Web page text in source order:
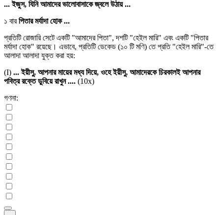
... ইজুস, যিনি আমাদের ভালোবাসাকে জ্বলে উঠায় ...
১ বারপিতার মর্যাদা হোক ...
প্রতিটি রোজারি সেটে একটি "আমাদের পিতা", দশটি "হেইল মারি" এবং একটি "পিতার
মর্যাদা হোক" রয়েছে। এভাবে, প্রতিটি ডেকেড (১০ টি মণি) তে প্রতি "হেইল মারি"-তে
আলাদা আলাদা যুক্ত করা হয়:
(I) ... ইয়ীসু, আপনার মায়ের মধ্য দিয়ে, ওহে ইয়ীসু, আমাদেরকে চিরকালই আপনার
পবিত্র রক্তে ডুবিয়ে রাখুন .... (10x)
গণনা: